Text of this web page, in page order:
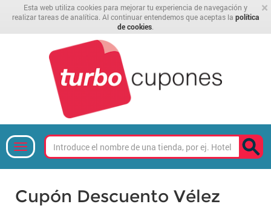
×
Esta web utiliza cookies para mejorar tu experiencia de navegación y
realizar tareas de analítica. Al continuar entendemos que aceptas la política
de cookies
Cupón Descuento Vélez